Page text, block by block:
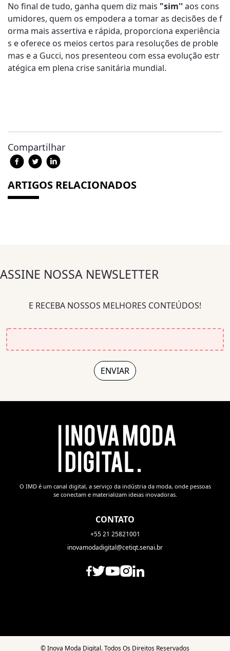
No final de tudo, ganha quem diz mais "sim''aos cons
umidores, quem os empodera a tomar as decisões de f
orma mais assertiva e rápida, proporciona experiência
s e oferece os meios certos para resoluções de proble
mas e a Gucci, nos presenteou com essa evolução estr
atégica em plena crise sanitária mundial.
Compartilhar
ARTIGOS RELACIONADOS
ASSINE NOSSA NEWSLETTER
E RECEBA NOSSOS MELHORES CONTEÚDOS!
O IMD é um canal digital, a serviço da indústria da moda, onde pessoas
se conectam e materializam ideias inovadoras.
CONTATO
+55 21 25821001
inovamodadigital@cetiqt.senai.br
©Inova Moda Digital. Todos Os Direitos Reservados